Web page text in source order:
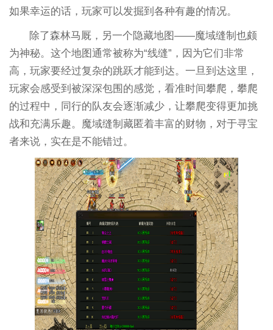
如果幸运的话，玩家可以发掘到各种有趣的情况。
除了森林马厩，另一个隐藏地图——魔域缝制也颇
为神秘。这个地图通常被称为“线缝”，因为它们非常
高，玩家要经过复杂的跳跃才能到达。一旦到达这里，
玩家会感受到被深深包围的感觉，看准时间攀爬，攀爬
的过程中，同行的队友会逐渐减少，让攀爬变得更加挑
战和充满乐趣。魔域缝制藏匿着丰富的财物，对于寻宝
者来说，实在是不能错过。